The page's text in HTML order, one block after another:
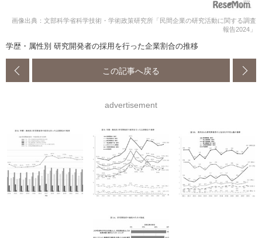
画像出典：文部科学省科学技術・学術政策研究所「民間企業の研究活動に関する調査
報告2024」
学歴・属性別 研究開発者の採用を行った企業割合の推移
この記事へ戻る
advertisement